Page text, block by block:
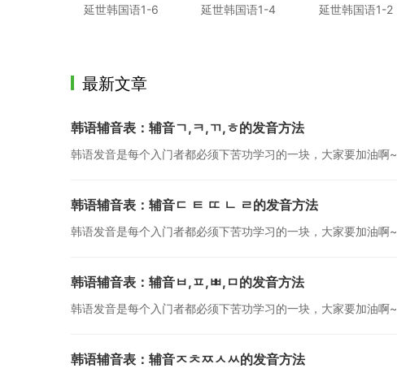
延世韩国语1-6 延世韩国语1-4 延世韩国语1-2
最新文章
韩语辅音表：辅音ㄱ,ㅋ,ㄲ,ㅎ的发音方法
韩语发音是每个入门者都必须下苦功学习的一块，大家要加油啊~
韩语辅音表：辅音ㄷ ㅌ ㄸ ㄴ ㄹ的发音方法
韩语发音是每个入门者都必须下苦功学习的一块，大家要加油啊~
韩语辅音表：辅音ㅂ,ㅍ,ㅃ,ㅁ的发音方法
韩语发音是每个入门者都必须下苦功学习的一块，大家要加油啊~
韩语辅音表：辅音ㅈㅊㅉㅅㅆ的发音方法